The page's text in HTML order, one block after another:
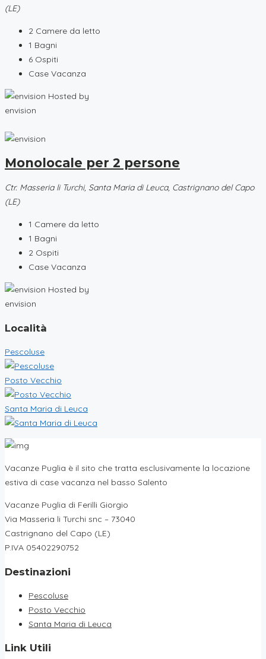
(LE)
2 Camere da letto
1 Bagni
6 Ospiti
Case Vacanza
Hosted by
envision
Monolocale per 2 persone
Ctr. Masseria li Turchi, Santa Maria di Leuca, Castrignano del Capo
(LE)
1 Camere da letto
1 Bagni
2 Ospiti
Case Vacanza
Hosted by
envision
Località
Pescoluse
Posto Vecchio
Santa Maria di Leuca
Vacanze Puglia è il sito che tratta esclusivamente la locazione
estiva di case vacanza nel basso Salento
Vacanze Puglia di Ferilli Giorgio
Via Masseria li Turchi snc – 73040
Castrignano del Capo (LE)
P.IVA 05402290752
Destinazioni
Pescoluse
Posto Vecchio
Santa Maria di Leuca
Link Utili